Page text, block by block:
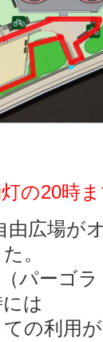
の20時
広場が
。
パーゴラ
は
の利用